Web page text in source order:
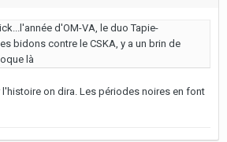
d'OM-VA, le duo Tapie-
bidons contre le CSKA, y a un brin de
là
on dira. Les périodes noires en font